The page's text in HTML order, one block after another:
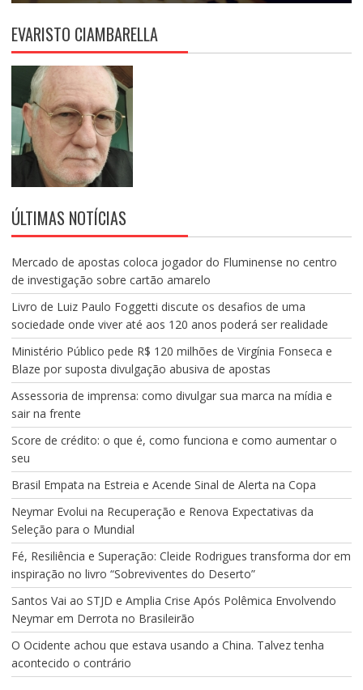
EVARISTO CIAMBARELLA
ÚLTIMAS NOTÍCIAS
Mercado de apostas coloca jogador do Fluminense no centro
de investigação sobre cartão amarelo
Livro de Luiz Paulo Foggetti discute os desafios de uma
sociedade onde viver até aos 120 anos poderá ser realidade
Ministério Público pede R$ 120 milhões de Virgínia Fonseca e
Blaze por suposta divulgação abusiva de apostas
Assessoria de imprensa: como divulgar sua marca na mídia e
sair na frente
Score de crédito: o que é, como funciona e como aumentar o
seu
Brasil Empata na Estreia e Acende Sinal de Alerta na Copa
Neymar Evolui na Recuperação e Renova Expectativas da
Seleção para o Mundial
Fé, Resiliência e Superação: Cleide Rodrigues transforma dor em
inspiração no livro “Sobreviventes do Deserto”
Santos Vai ao STJD e Amplia Crise Após Polêmica Envolvendo
Neymar em Derrota no Brasileirão
O Ocidente achou que estava usando a China. Talvez tenha
acontecido o contrário